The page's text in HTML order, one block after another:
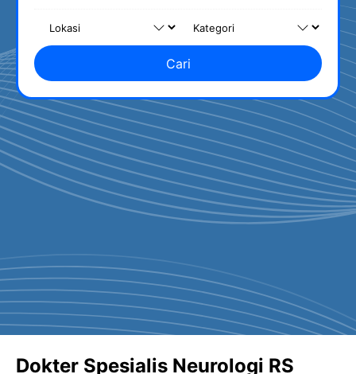
Cari
Dokter Spesialis Neurologi RS